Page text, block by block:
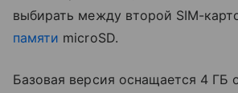
выбирать между второй SIM-
памяти microSD.
Базовая версия оснащается 4 ГБ